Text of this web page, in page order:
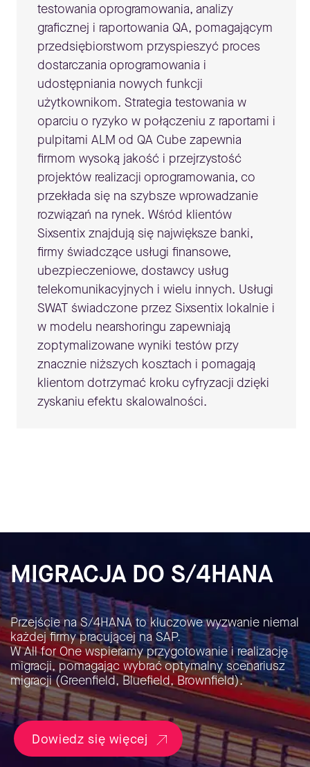
testowania oprogramowania, analizy
graficznej i raportowania QA, pomagającym
przedsiębiorstwom przyspieszyć proces
dostarczania oprogramowania i
udostępniania nowych funkcji
użytkownikom. Strategia testowania w
oparciu o ryzyko w połączeniu z raportami i
pulpitami ALM od QA Cube zapewnia
firmom wysoką jakość i przejrzystość
projektów realizacji oprogramowania, co
przekłada się na szybsze wprowadzanie
rozwiązań na rynek. Wśród klientów
Sixsentix znajdują się największe banki,
firmy świadczące usługi finansowe,
ubezpieczeniowe, dostawcy usług
telekomunikacyjnych i wielu innych. Usługi
SWAT świadczone przez Sixsentix lokalnie i
w modelu nearshoringu zapewniają
zoptymalizowane wyniki testów przy
znacznie niższych kosztach i pomagają
klientom dotrzymać kroku cyfryzacji dzięki
zyskaniu efektu skalowalności.
MIGRACJA DO S/4HANA
Przejście na S/4HANA to kluczowe wyzwanie niemal
każdej firmy pracującej na SAP.
W All for One wspieramy przygotowanie i realizację
migracji, pomagając wybrać optymalny scenariusz
migracji (Greenfield, Bluefield, Brownfield).
Dowiedz się więcej